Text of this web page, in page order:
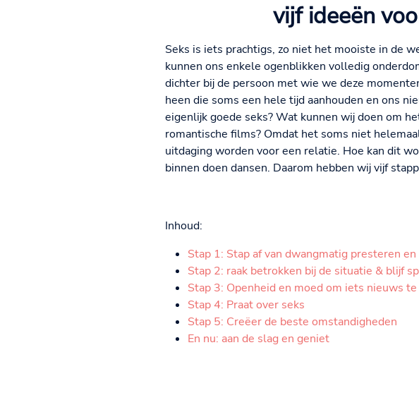
vijf ideeën
Seks is iets prachtigs, zo niet het mooiste in de
kunnen ons enkele ogenblikken volledig
dichter bij de persoon met wie we deze
heen die soms een hele tijd aanhouden en ons
eigenlijk goede seks? Wat kunnen wij doen om
romantische films? Omdat het soms niet
uitdaging worden voor een relatie. Hoe kan dit
binnen doen dansen. Daarom hebben wij vijf
Inhoud:
Stap 1: Stap af van dwangmatig presteren
Stap 2: raak betrokken bij de situatie & blijf
Stap 3: Openheid en moed om iets nieuws
Stap 4: Praat over seks
Stap 5: Creëer de beste omstandigheden
En nu: aan de slag en geniet